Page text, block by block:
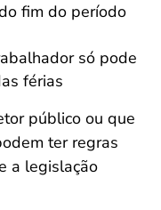
fim do período
só pode
férias
público ou que
ter regras
a legislação